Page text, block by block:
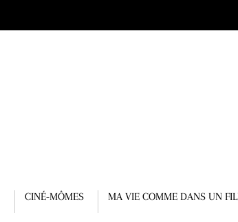
CINÉ-MÔMES
MA VIE COMME DANS UN